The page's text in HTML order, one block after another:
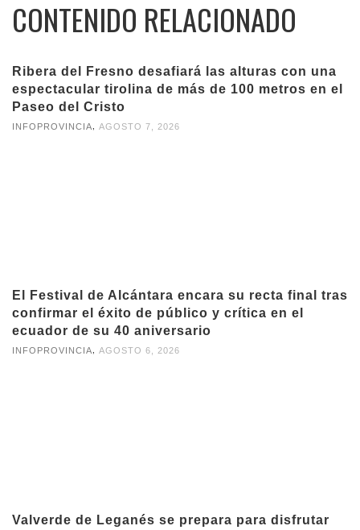
CONTENIDO RELACIONADO
Ribera del Fresno desafiará las alturas con una
espectacular tirolina de más de 100 metros en el
Paseo del Cristo
INFOPROVINCIA AGOSTO 7, 2026
El Festival de Alcántara encara su recta final tras
confirmar el éxito de público y crítica en el
ecuador de su 40 aniversario
INFOPROVINCIA, AGOSTO 6, 2026
Valverde de Leganés se prepara para disfrutar